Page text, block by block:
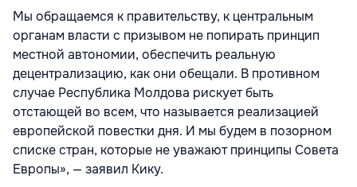
Мы обращаемся к правительству, к центральным
органам власти с призывом не попирать принцип
местной автономии, обеспечить реальную
децентрализацию, как они обещали. В противном
случае Республика Молдова рискует быть
отстающей во всем, что называется реализацией
европейской повестки дня. И мы будем в позорном
списке стран, которые не уважают принципы Совета
Европы», — заявил Кику.